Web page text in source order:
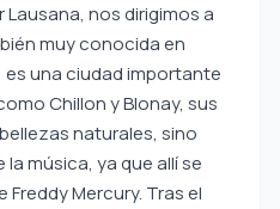
nos dirigimos a
muy conocida en
una ciudad importante
Chillon y Blonay, sus
naturales, sino
música, ya que allí se
Mercury. Tras el